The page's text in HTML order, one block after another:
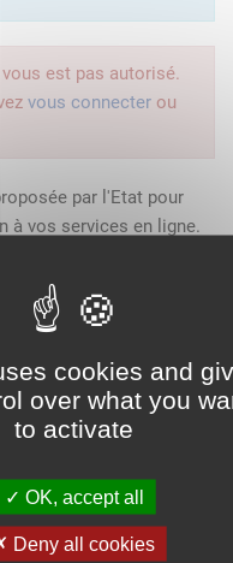
cookies and
over what you
to activate
OK, accept all
Deny all cookies
est pas autorisé.
vous connecter ou
par l'Etat pour
à vos services en ligne.